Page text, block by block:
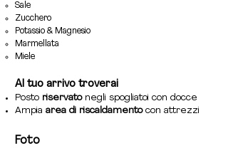
Sale
Zucchero
Potassio & Magnesio
Marmellata
Miele
Al tuo arrivo troverai
Posto riservatonegli spogliatoi con docce
Ampia area di riscaldamentocon attrezzi
Foto